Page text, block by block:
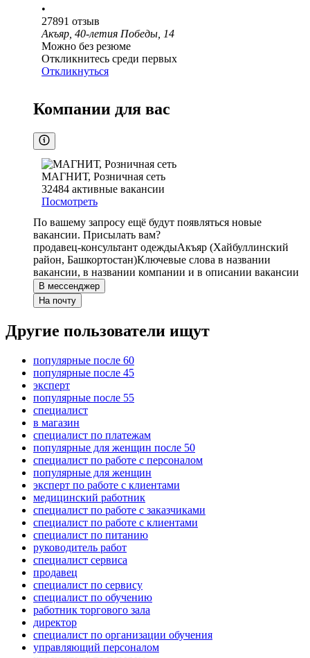
•
27891 отзыв
Акъяр, 40-летия Победы, 14
Можно без резюме
Откликнитесь среди первых
Откликнуться
Компании для вас
МАГНИТ, Розничная сеть
32484 активные вакансии
Посмотреть
По вашему запросу ещё будут появляться новые
вакансии. Присылать вам?
продавец-консультант одеждыАкъяр (Хайбуллинский
район, Башкортостан)Ключевые слова в названии
вакансии, в названии компании и в описании вакансии
В мессенджер
На почту
Другие пользователи ищут
популярные после 60
популярные после 45
эксперт
популярные после 55
специалист
в магазин
специалист по платежам
популярные для женщин после 50
специалист по работе с персоналом
популярные для женщин
эксперт по работе с клиентами
медицинский работник
специалист по работе с заказчиками
специалист по работе с клиентами
специалист по питанию
руководитель работ
специалист сервиса
продавец
специалист по сервису
специалист по обучению
работник торгового зала
директор
специалист по организации обучения
управляющий персоналом